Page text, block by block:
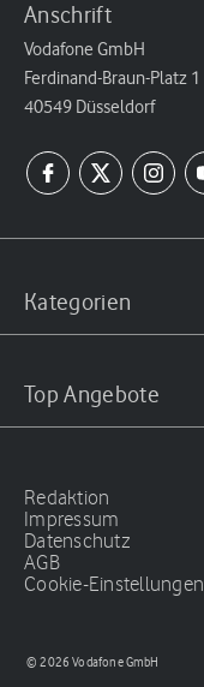
Anschrift
Vodafone GmbH
Ferdinand-Braun-Platz 1
40549 Düsseldorf
Kategorien
Top Angebote
Redaktion
Impressum
Datenschutz
AGB
Cookie-Einstellungen
© 2026 Vodafone GmbH